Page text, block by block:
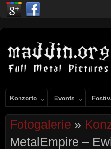
Konzerte Events
Fotogalerie »
MetalEmpire –